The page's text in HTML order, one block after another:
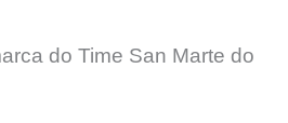
do Time San Marte do